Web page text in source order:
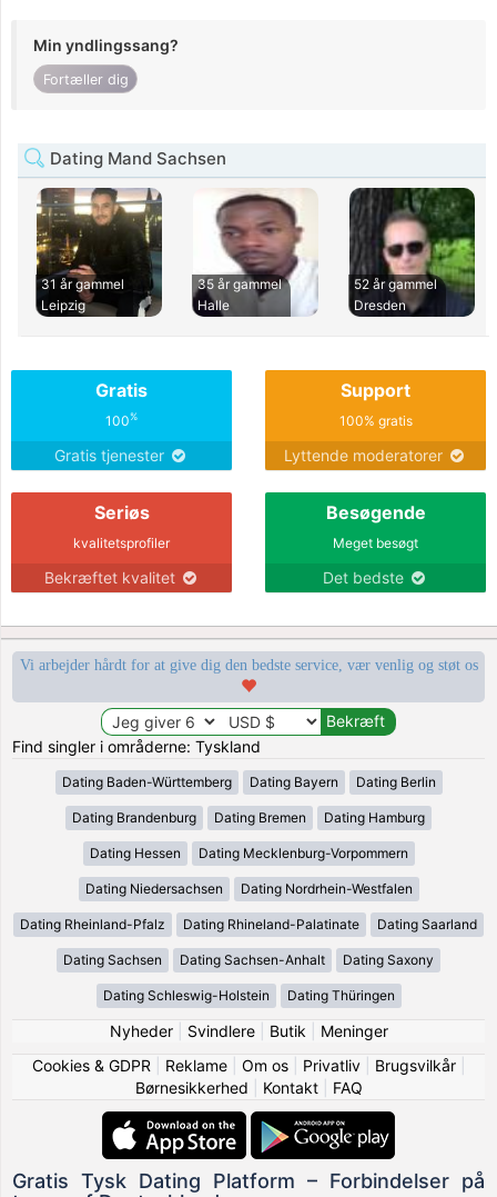
Min yndlingssang?
Fortæller dig
Dating Mand Sachsen
31 år gammel
Leipzig
35 år gammel
Halle
52 år gammel
Dresden
Gratis
100%
Gratis tjenester
Support
100% gratis
Lyttende moderatorer
Seriøs
kvalitetsprofiler
Bekræftet kvalitet
Besøgende
Meget besøgt
Det bedste
Vi arbejder hårdt for at give dig den bedste service, vær venlig og støt os
Find singler i områderne: Tyskland
Dating Baden-Württemberg Dating Bayern Dating Berlin
Dating Brandenburg Dating Bremen Dating Hamburg
Dating Hessen Dating Mecklenburg-Vorpommern
Dating Niedersachsen Dating Nordrhein-Westfalen
Dating Rheinland-Pfalz Dating Rhineland-Palatinate Dating Saarland
Dating Sachsen Dating Sachsen-Anhalt Dating Saxony
Dating Schleswig-Holstein Dating Thüringen
Nyheder| Svindlere| Butik
Meninger
Cookies & GDPR
Reklame| Om os| Privatliv| Brugsvilkår|
Børnesikkerhed
Kontakt| FAQ
Gratis Tysk Dating Platform – Forbindelser på